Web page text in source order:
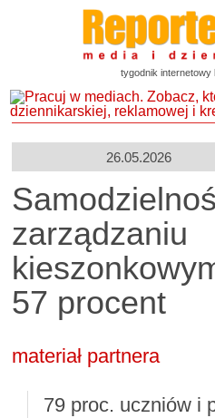
tygodnik internetowy
26.05.2026
zarządzaniu
57 procent
materiał partnera
79 proc. uczniów i